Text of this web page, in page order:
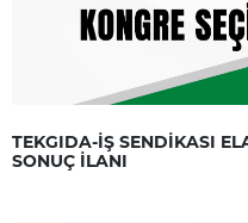
TEKGIDA-İŞ SENDİKASI
SONUÇ İLANI